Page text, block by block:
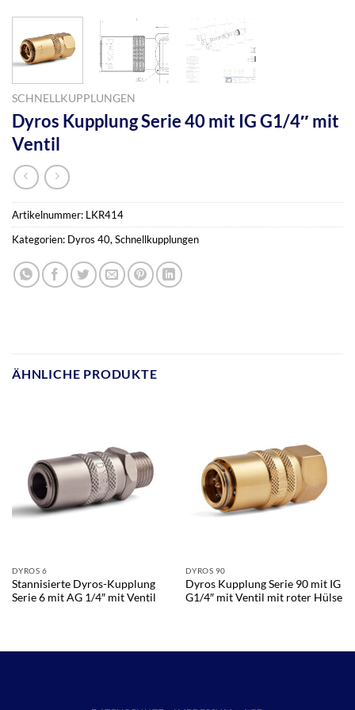
SCHNELLKUPPLUNGEN
Dyros Kupplung Serie 40 mit IG G1/4″ mit
Ventil
Artikelnummer: LKR414
Kategorien: Dyros 40,Schnellkupplungen
ÄHNLICHE PRODUKTE
DYROS 6
Stannisierte Dyros-Kupplung
Serie 6 mit AG 1/4″ mit Ventil
DYROS 90
Dyros Kupplung Serie 90 mit IG
G1/4″ mit Ventil mit roter Hülse